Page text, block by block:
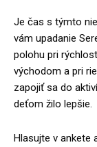
Je čas s týmto
vám upadanie
polohu pri
východom a pri
zapojiť sa do
deťom žilo lepšie.
Hlasujte v ankete